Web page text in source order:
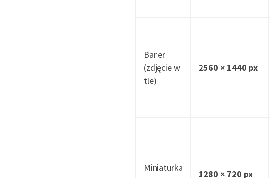
Baner
(zdjęcie w
tle)
2560 × 1440 px
Miniaturka
1280 × 720 px